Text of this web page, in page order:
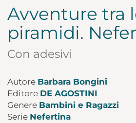
Avventure tra
piramidi.
Con adesivi
Autore Barbara Bongini
Editore DE AGOSTINI
Genere Bambini e Ragazzi
Serie Nefertina